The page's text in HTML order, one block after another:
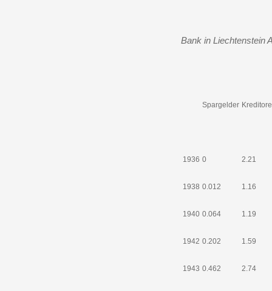
Bank in Liechtenstein
Spargelder
1936 0 2.21
1938 0.012 1.16
1940 0.064 1.19
1942 0.202 1.59
1943 0.462 2.74